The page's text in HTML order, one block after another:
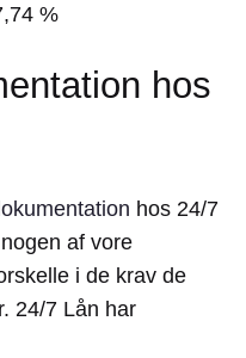
%
hos
hos 24/7
af vore
i de krav de
24/7 Lån har